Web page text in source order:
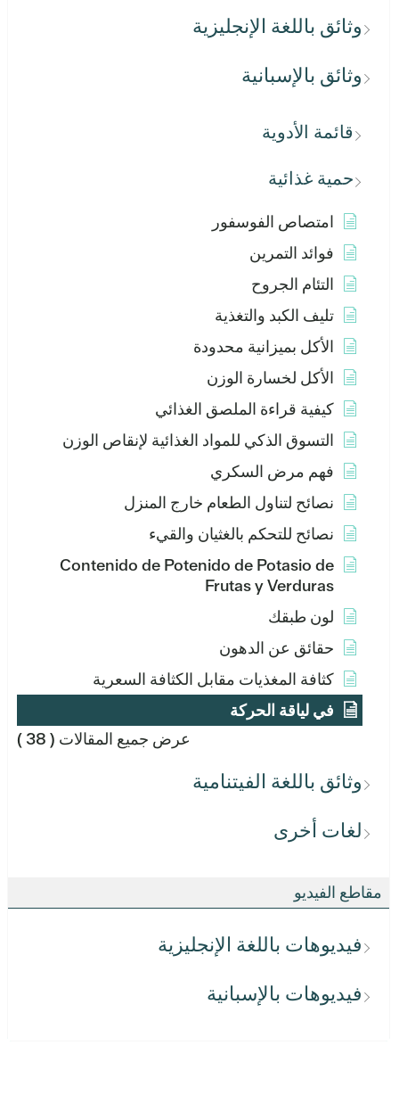
وثائق باللغة الإنجليزية
وثائق بالإسبانية
قائمة الأدوية
حمية غذائية
امتصاص الفوسفور
فوائد التمرين
التئام الجروح
تليف الكبد والتغذية
الأكل بميزانية محدودة
الأكل لخسارة الوزن
كيفية قراءة الملصق الغذائي
التسوق الذكي للمواد الغذائية لإنقاص الوزن
فهم مرض السكري
نصائح لتناول الطعام خارج المنزل
نصائح للتحكم بالغثيان والقيء
Contenido de Potenido de Potasio de
Frutas y Verduras
لون طبقك
حقائق عن الدهون
كثافة المغذيات مقابل الكثافة السعرية
في لياقة الحركة
عرض جميع المقالات ( 38 )
وثائق باللغة الفيتنامية
لغات أخرى
مقاطع الفيديو
فيديوهات باللغة الإنجليزية
فيديوهات بالإسبانية